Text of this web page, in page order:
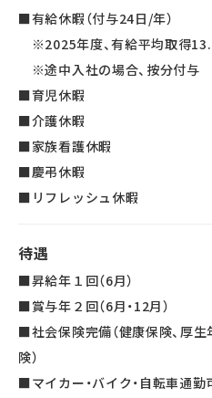
■有給休暇（付与24日/年）
※2025年度、有給平均取得
※途中入社の場合、按分付与
■育児休暇
■介護休暇
■家族看護休暇
■慶弔休暇
■リフレッシュ休暇
待遇
■昇給年１回（6月）
■賞与年２回（6月・12月）
■社会保険完備（健康保険、厚生
険）
■マイカー・バイク・自転車通勤